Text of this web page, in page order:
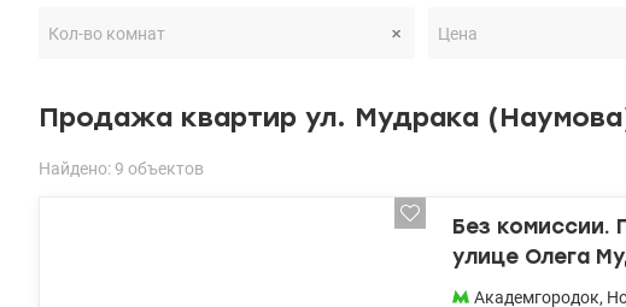
Продажа квартир ул. Мудрака
Найдено: 9 объектов
Без комиссии.
улице Олега
Академгородок
Академгородок,